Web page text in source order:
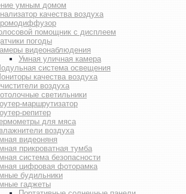
умным домом
качества воздуха
помощник с дисплеем
погоды
видеонаблюдения
Умная уличная камера
система освещения
качества воздуха
воздуха
светильники
маршрутизатор
репитер
для мяса
воздуха
видеоняня
прикроватная тумба
система безопасности
цифровая фоторамка
будильники
гаджеты